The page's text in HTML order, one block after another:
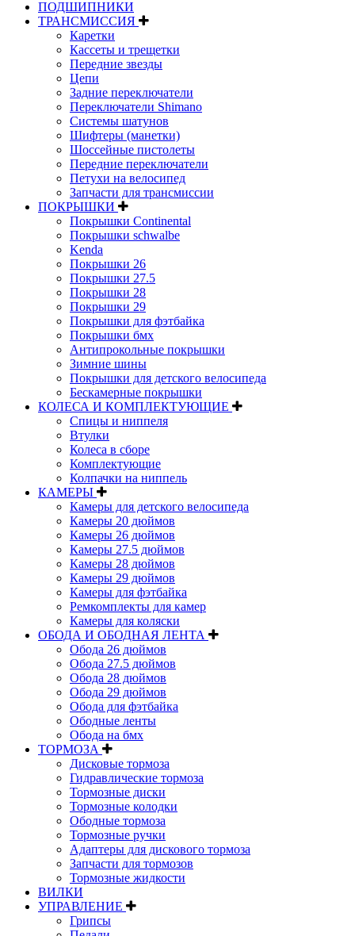
ПОДШИПНИКИ
ТРАНСМИССИЯ
Каретки
Кассеты и трещетки
Передние звезды
Цепи
Задние переключатели
Переключатели Shimano
Системы шатунов
Шифтеры (манетки)
Шоссейные пистолеты
Передние переключатели
Петухи на велосипед
Запчасти для трансмиссии
ПОКРЫШКИ
Покрышки Continental
Покрышки schwalbe
Kenda
Покрышки 26
Покрышки 27.5
Покрышки 28
Покрышки 29
Покрышки для фэтбайка
Покрышки бмх
Антипрокольные покрышки
Зимние шины
Покрышки для детского велосипеда
Бескамерные покрышки
КОЛЕСА И КОМПЛЕКТУЮЩИЕ
Спицы и ниппеля
Втулки
Колеса в сборе
Комплектующие
Колпачки на ниппель
КАМЕРЫ
Камеры для детского велосипеда
Камеры 20 дюймов
Камеры 26 дюймов
Камеры 27.5 дюймов
Камеры 28 дюймов
Камеры 29 дюймов
Камеры для фэтбайка
Ремкомплекты для камер
Камеры для коляски
ОБОДА И ОБОДНАЯ ЛЕНТА
Обода 26 дюймов
Обода 27.5 дюймов
Обода 28 дюймов
Обода 29 дюймов
Обода для фэтбайка
Ободные ленты
Обода на бмх
ТОРМОЗА
Дисковые тормоза
Гидравлические тормоза
Тормозные диски
Тормозные колодки
Ободные тормоза
Тормозные ручки
Адаптеры для дискового тормоза
Запчасти для тормозов
Тормозные жидкости
ВИЛКИ
УПРАВЛЕНИЕ
Грипсы